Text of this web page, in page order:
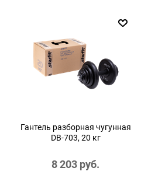
Гантель разборная чугунная
DB-703, 20 кг
8 203 руб.